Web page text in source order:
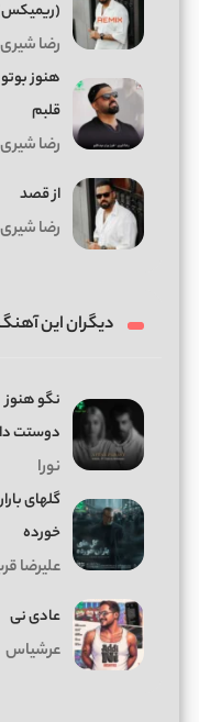
رضا شیری
هنوز
قلبم
رضا شیری
از قصد
رضا شیری
دیگران این
نگو هنوز
دوستت
نورا
گلهای
خورده
علیرضا
عادی نی
عرشیاس